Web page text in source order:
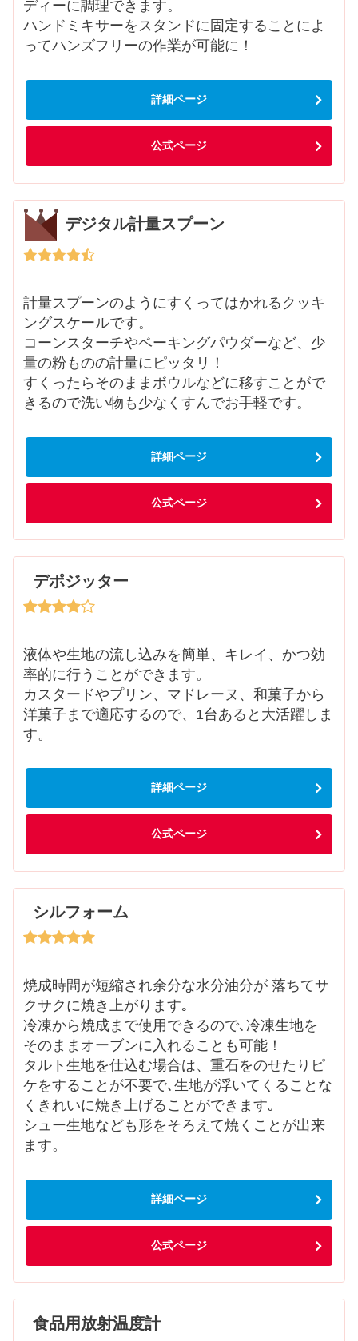
ディーに調理できます。
ハンドミキサーをスタンドに固定することによ
ってハンズフリーの作業が可能に！
詳細ページ
公式ページ
デジタル計量スプーン
計量スプーンのようにすくってはかれるクッキ
ングスケールです。
コーンスターチやベーキングパウダーなど、少
量の粉ものの計量にピッタリ！
すくったらそのままボウルなどに移すことがで
きるので洗い物も少なくすんでお手軽です。
詳細ページ
公式ページ
デポジッター
液体や生地の流し込みを簡単、キレイ、かつ効
率的に行うことができます。
カスタードやプリン、マドレーヌ、和菓子から
洋菓子まで適応するので、1台あると大活躍しま
す。
詳細ページ
公式ページ
シルフォーム
焼成時間が短縮され余分な水分油分が 落ちてサ
クサクに焼き上がります｡
冷凍から焼成まで使用できるので､冷凍生地を
そのままオーブンに入れることも可能！
タルト生地を仕込む場合は、重石をのせたりピ
ケをすることが不要で､生地が浮いてくることな
くきれいに焼き上げることができます｡
シュー生地なども形をそろえて焼くことが出来
ます。
詳細ページ
公式ページ
食品用放射温度計